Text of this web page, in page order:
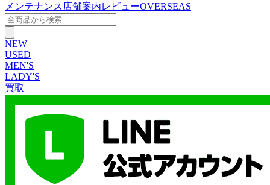
メンテナンス 店舗案内レビューOVERSEAS
NEW
USED
MEN'S
LADY'S
買取